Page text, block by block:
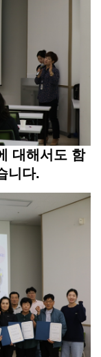
대해서도 함
니다.